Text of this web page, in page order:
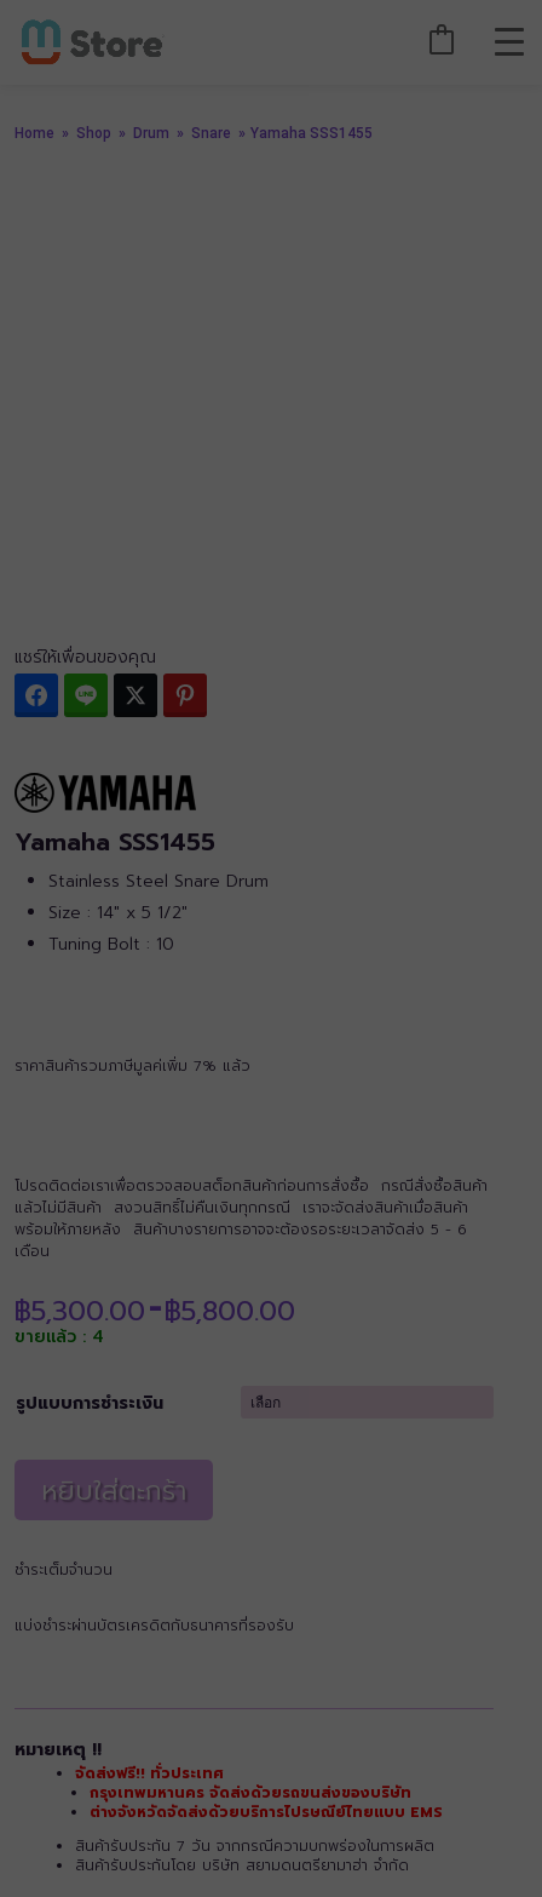
Home » Shop » Drum » Snare » Yamaha SSS1455
แชร์ให้เพื่อนของคุณ
Facebook
Line Twitter
Yamaha SSS1455
Stainless Steel Snare Drum
Size : 14″ x 5 1/2″
Tuning Bolt : 10
ราคาสินค้ารวมภาษีมูลค่เพิ่ม 7% แล้ว
โปรดติดต่อเราเพื่อตรวจสอบสต็อกสินค้าก่อนการสั่งซื้อ กรณีสั่งซื้อสินค้า
แล้วไม่มีสินค้า สงวนสิทธิ์ไม่คืนเงินทุกกรณี เราจะจัดส่งสินค้าเมื่อสินค้า
พร้อมให้ภายหลัง สินค้าบางรายการอาจจะต้องรอระยะเวลาจัดส่ง 5 - 6
เดือน
฿5,300.00–฿5,800.00
ขายแล้ว : 4
รูปแบบการชำระเงิน
หยิบใส่ตะกร้า
ชำระเต็มจำนวน
แบ่งชำระผ่านบัตรเครดิตกับธนาคารที่รองรับ
หมายเหตุ !!
จัดส่งฟรี!! ทั่วประเทศ
กรุงเทพมหานคร จัดส่งด้วยรถขนส่งของบริษัท
ต่างจังหวัดจัดส่งด้วยบริการไปรษณีย์ไทยแบบ EMS
สินค้ารับประกัน 7 วัน จากกรณีความบกพร่องในการผลิต
สินค้ารับประกันโดย บริษัท สยามดนตรียามาฮ่า จำกัด